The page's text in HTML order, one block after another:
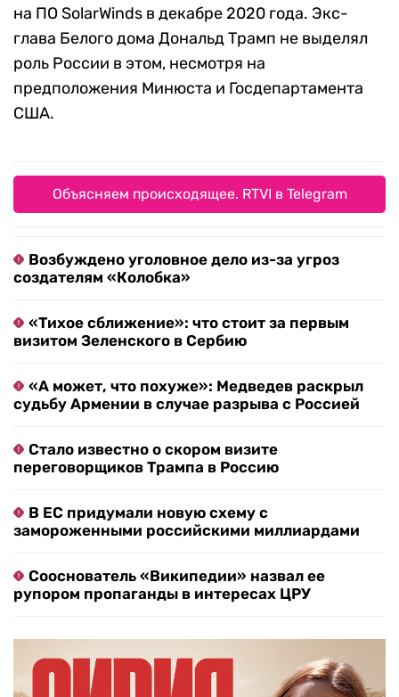
на ПО SolarWinds в декабре 2020 года. Экс-
глава Белого дома Дональд Трамп не выделял
роль России в этом, несмотря на
предположения Минюста и Госдепартамента
США.
Объясняем происходящее. RTVI в Telegram
Возбуждено уголовное дело из-за угроз
создателям «Колобка»
«Тихое сближение»: что стоит за первым
визитом Зеленского в Сербию
«А может, что похуже»: Медведев раскрыл
судьбу Армении в случае разрыва с Россией
Стало известно о скором визите
переговорщиков Трампа в Россию
В ЕС придумали новую схему с
замороженными российскими миллиардами
Сооснователь «Википедии» назвал ее
рупором пропаганды в интересах ЦРУ